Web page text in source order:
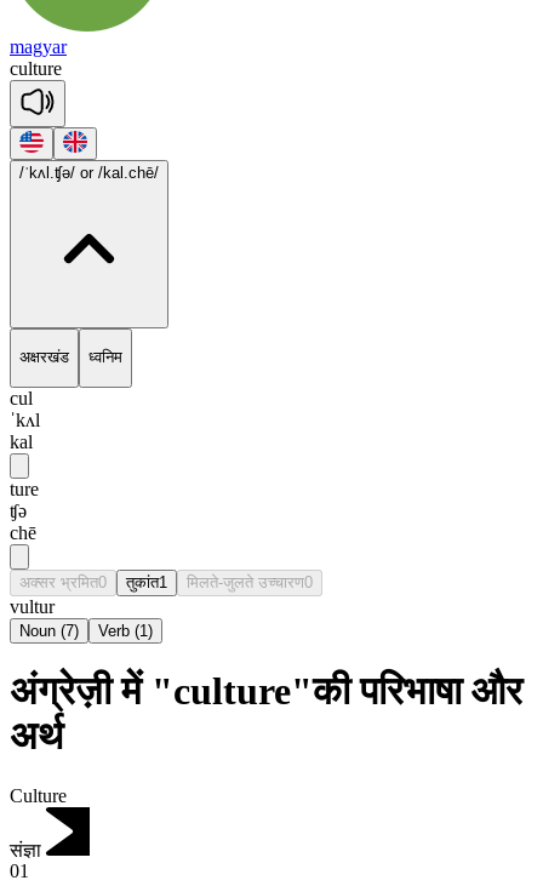
magyar
culture
/ˈkʌl.ʧə/ or /kal.chē/
अक्षरखंड ध्वनिम
cul
ˈkʌl
kal
ture
ʧə
chē
अक्सर भ्रमित0 तुकांत1 मिलते-जुलते उच्चारण0
vultur
Noun (7) Verb (1)
अंग्रेज़ी में "culture"की परिभाषा और
अर्थ
Culture
संज्ञा
01